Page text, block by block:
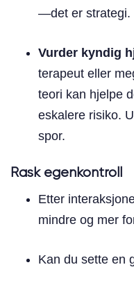
—det er strategi.
Vurder kyndig
terapeut eller
teori kan hjelpe
eskalere risiko.
spor.
Rask egenkontroll
Etter
mindre og mer
Kan du sette en